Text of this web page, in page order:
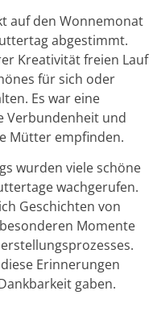
auf den Wonnemonat
abgestimmt.
Kreativität freien Lauf
für sich oder
Es war eine
Verbundenheit und
Mütter empfinden.
wurden viele schöne
wachgerufen.
Geschichten von
Momente
Erinnerungen
gaben.